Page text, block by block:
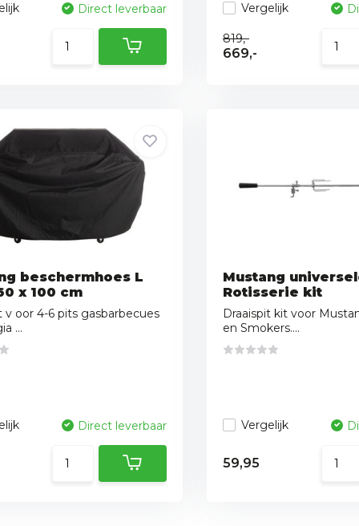
Direct leverbaar Vergelijk
819,-
669,-
beschermhoes L
x 100 cm
v oor 4-6 pits gasbarbecues
...
Direct leverbaar
Mustang
Rotisserie kit
Draaispit kit voor
en Smokers....
Vergelijk
59,95